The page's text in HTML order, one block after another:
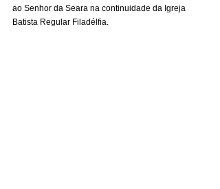
ao Senhor da Seara na continuidade da Igreja
Batista Regular Filadélfia.